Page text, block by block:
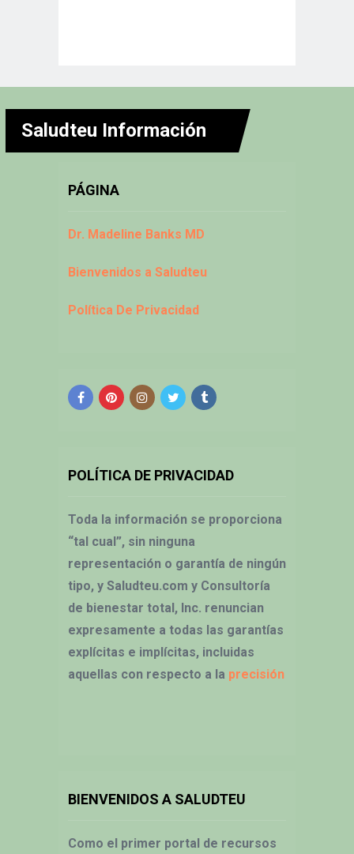
Saludteu Información
PÁGINA
Dr. Madeline Banks MD
Bienvenidos a Saludteu
Política De Privacidad
POLÍTICA DE PRIVACIDAD
Toda la información se proporciona
“tal cual”, sin ninguna
representación o garantía de ningún
tipo, y Saludteu.com y Consultoría
de bienestar total, Inc. renuncian
expresamente a todas las garantías
explícitas e implícitas, incluidas
aquellas con respecto a la precisión
BIENVENIDOS A SALUDTEU
Como el primer portal de recursos